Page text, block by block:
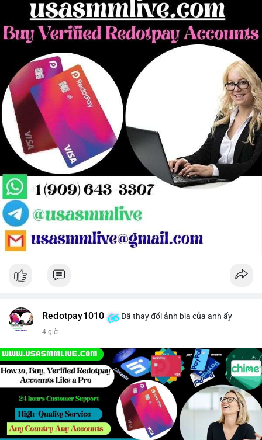
Redotpay1010 Đã thay đổi ảnh bìa của anh ấy
4 giờ